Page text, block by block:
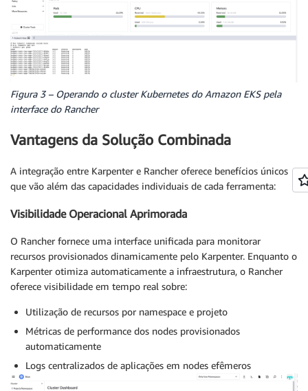
Figura 3 – Operando o cluster Kubernetes do Amazon EKS pela
interface do Rancher
Vantagens da Solução Combinada
A integração entre Karpenter e Rancher oferece benefícios únicos
que vão além das capacidades individuais de cada ferramenta:
Visibilidade Operacional Aprimorada
O Rancher fornece uma interface unificada para monitorar
recursos provisionados dinamicamente pelo Karpenter. Enquanto o
Karpenter otimiza automaticamente a infraestrutura, o Rancher
oferece visibilidade em tempo real sobre:
Utilização de recursos por namespace e projeto
Métricas de performance dos nodes provisionados
automaticamente
Logs centralizados de aplicações em nodes efêmeros